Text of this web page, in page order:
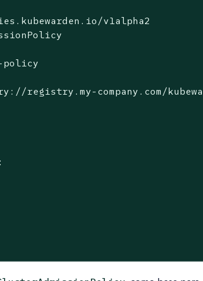
v1alpha2
policy
registry.my-company.com/